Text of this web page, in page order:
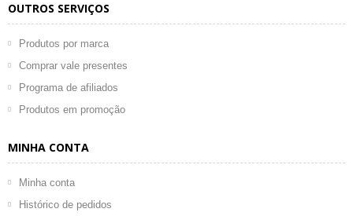
OUTROS SERVIÇOS
Produtos por marca
Comprar vale presentes
Programa de afiliados
Produtos em promoção
MINHA CONTA
Minha conta
Histórico de pedidos